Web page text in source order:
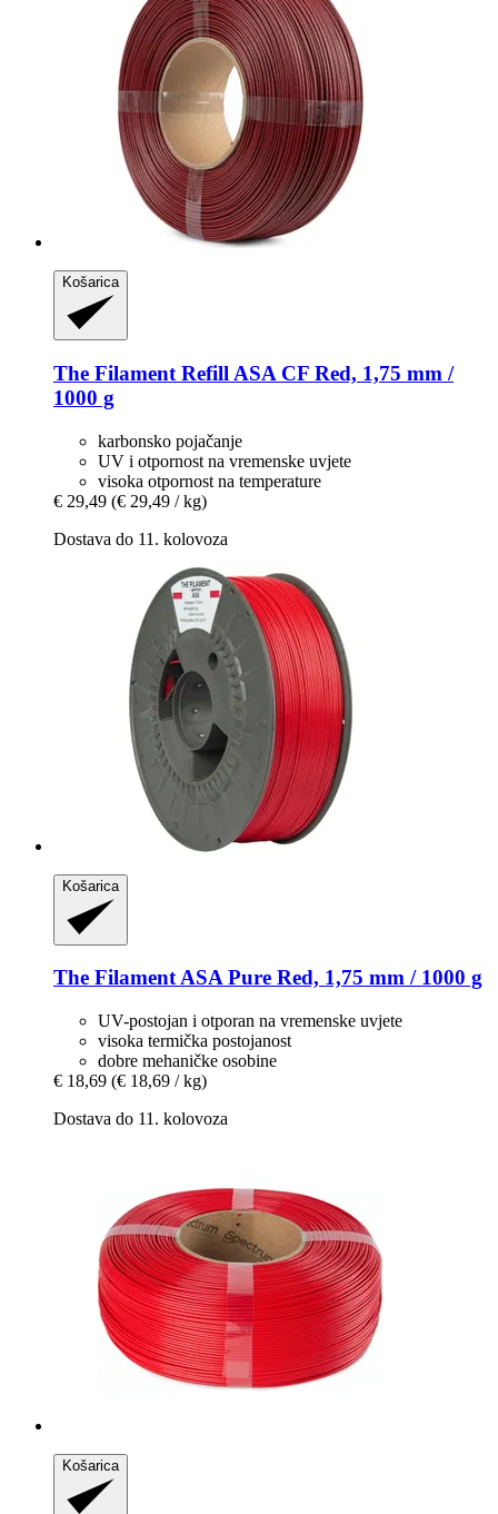
Košarica
The Filament Refill ASA CF Red, 1,75 mm /
1000 g
karbonsko pojačanje
UV i otpornost na vremenske uvjete
visoka otpornost na temperature
€ 29,49 (€ 29,49 / kg)
Dostava do 11. kolovoza
Košarica
The FilamentASA Pure Red, 1,75 mm / 1000 g
UV-postojan i otporan na vremenske uvjete
visoka termička postojanost
dobre mehaničke osobine
€ 18,69 (€ 18,69 / kg)
Dostava do 11. kolovoza
Košarica